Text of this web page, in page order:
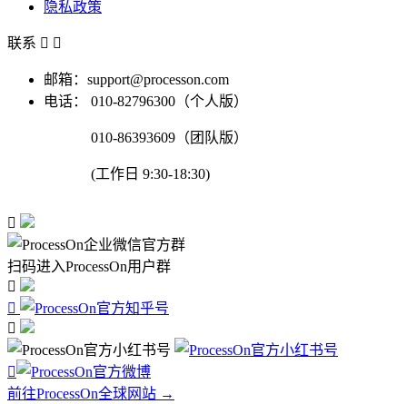
隐私政策
联系  
邮箱：support@processon.com
电话：
010-82796300（个人版）
010-86393609（团队版）
(工作日 9:30-18:30)

扫码进入ProcessOn用户群




前往ProcessOn全球网站 →